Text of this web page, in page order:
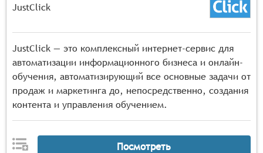
JustClick
JustClick — это комплексный интернет-сервис для
автоматизации информационного бизнеса и онлайн-
обучения, автоматизирующий все основные задачи от
продаж и маркетинга до, непосредственно, создания
контента и управления обучением.
Посмотреть